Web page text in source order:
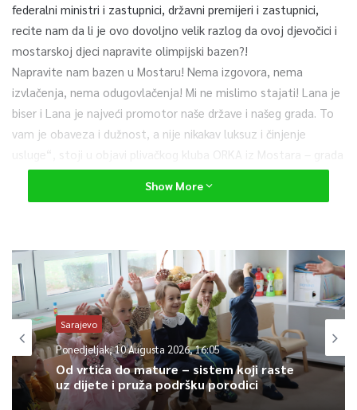
federalni ministri i zastupnici, državni premijeri i zastupnici,
recite nam da li je ovo dovoljno velik razlog da ovoj djevočici i
mostarskoj djeci napravite olimpijski bazen?!
Napravite nam bazen u Mostaru! Nema izgovora, nema
izvlačenja, nema odugovlačenja! Mi ne mislimo stajati! Lana je
biser i Lana je najveći promotor naše države i našeg grada. To
vam je obaveza i dužnost, a nije nikakav luksuz i činjenje
usluge“, stoji u objavi plivačkog kluba ORKA iz Mostara – grada
koji ima svjetsku medalju a i dalje nema adekvatan bazen.
Article Rating
Show More
Sarajevo
Ponedjeljak, 10 Augusta 2026, 16:05
Od vrtića do mature – sistem koji raste
uz dijete i pruža podršku porodici